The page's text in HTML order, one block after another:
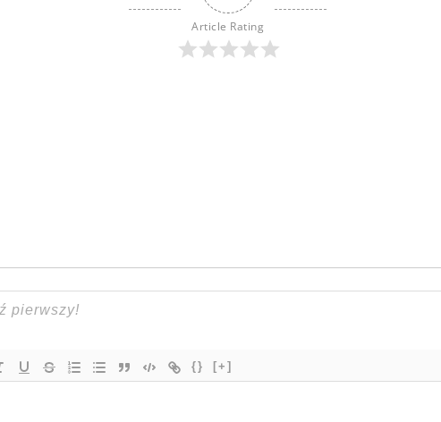
Article Rating
{} [+]